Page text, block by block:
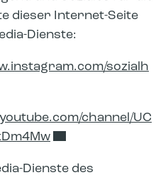
dieser Internet-Seite
Dienste:
sozialh
channel/UC
Dienste des